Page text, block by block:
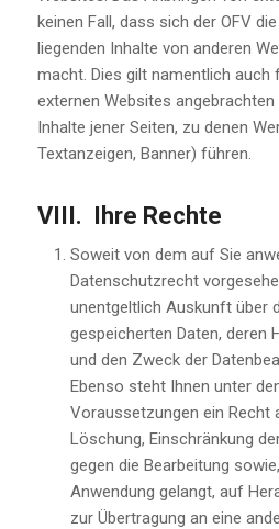
keinen Fall, dass sich der OFV
liegenden Inhalte von anderen
macht. Dies gilt namentlich auch
externen Websites
Inhalte jener Seiten, zu denen
Textanzeigen, Banner) führen.
VIII. Ihre Rechte
Soweit von dem auf Sie
Datenschutzrecht
unentgeltlich Auskunft über
gespeicherten Daten, deren
und den Zweck der
Ebenso steht Ihnen unter
Voraussetzungen ein Recht
Löschung, Einschränkung
gegen die Bearbeitung
Anwendung gelangt, auf
zur Übertragung an eine